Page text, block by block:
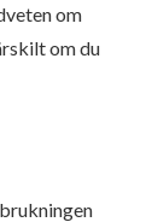
om
om du